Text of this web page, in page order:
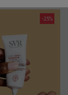
-25%